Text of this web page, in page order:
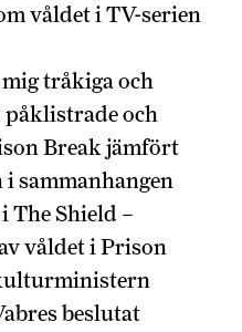
våldet i TV-serien
tråkiga och
och
Break jämfört
i sammanhangen
The Shield –
våldet i Prison
beslutat